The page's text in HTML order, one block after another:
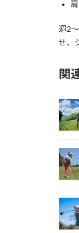
週2
せ、
関